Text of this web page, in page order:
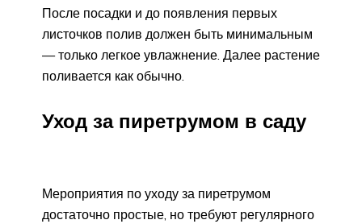
После посадки и до появления первых
листочков полив должен быть минимальным
— только легкое увлажнение. Далее растение
поливается как обычно.
Уход за пиретрумом в саду
Мероприятия по уходу за пиретрумом
достаточно простые, но требуют регулярного